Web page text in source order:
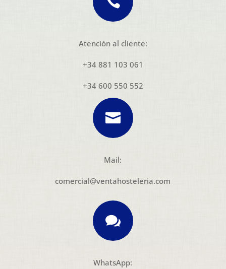
Atención al cliente:
+34 881 103 061
+34 600 550 552

Mail:
comercial@ventahosteleria.com

WhatsApp: